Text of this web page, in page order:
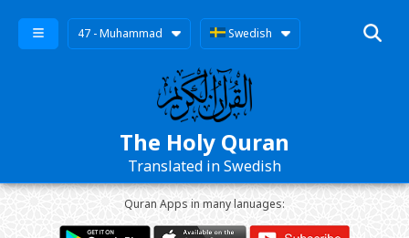
47 - Muhammad Swedish
The Holy Quran
Translated in Swedish
Quran Apps in many lanuages: